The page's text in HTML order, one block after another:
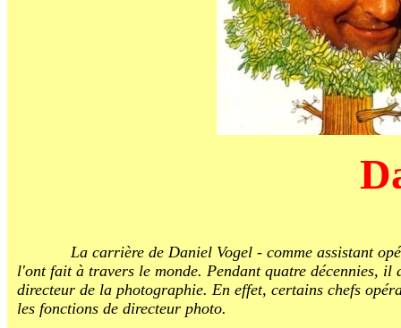
La carrière de Daniel Vogel - comme assistant
l'ont fait à travers le monde. Pendant quatre décennies,
directeur de la photographie. En effet, certains chefs
les fonctions de directeur photo.